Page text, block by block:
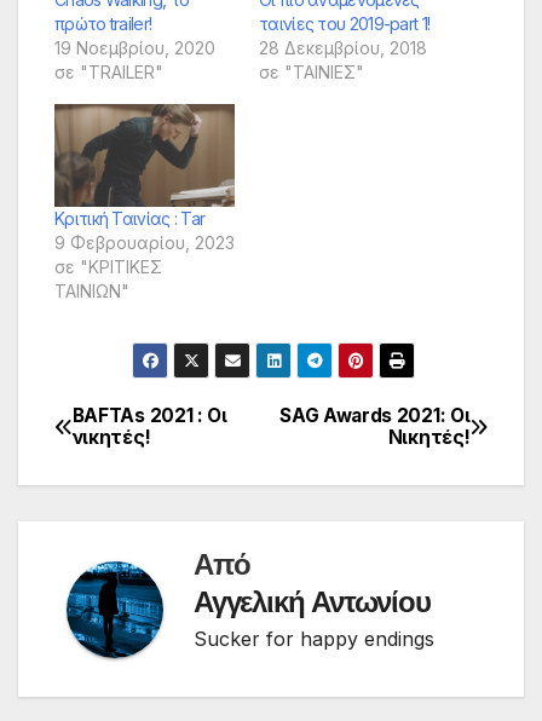
πρώτο trailer!
19 Νοεμβρίου, 2020
σε "TRAILER"
ταινίες του 2019-part 1!
28 Δεκεμβρίου, 2018
σε "ΤΑΙΝΙΕΣ"
Κριτική Ταινίας : Tar
9 Φεβρουαρίου, 2023
σε "ΚΡΙΤΙΚΕΣ
ΤΑΙΝΙΩΝ"
Πλοήγηση
άρθρων
SAG Awards 2021: Οι
Νικητές!
BAFTAs 2021 : Οι
νικητές!
Από
Αγγελική Αντωνίου
Sucker for happy endings